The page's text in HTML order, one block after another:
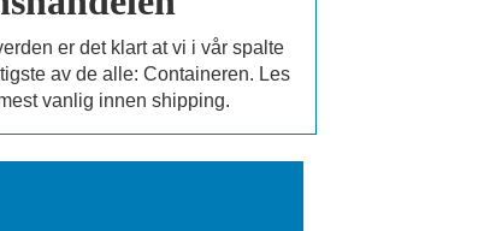
er det klart at vi i vår spalte
av de alle: Containeren. Les
vanlig innen shipping.